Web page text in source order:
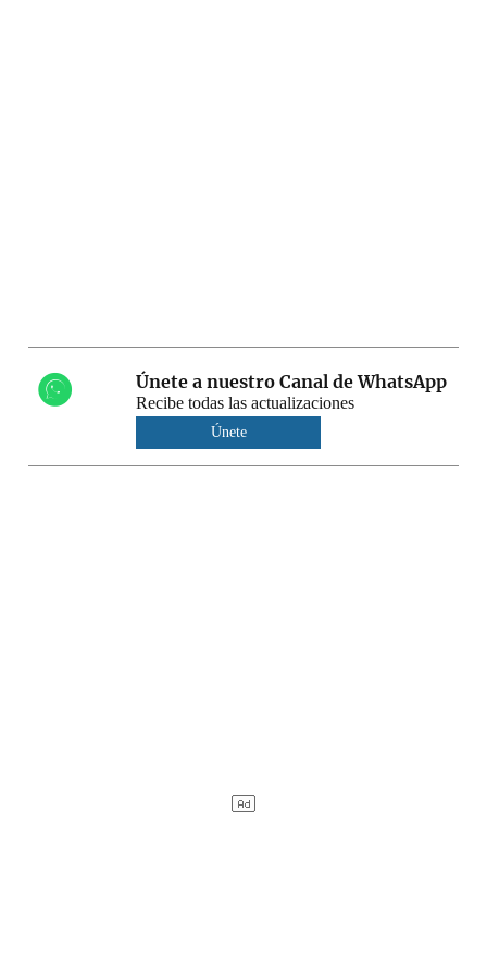
Únete a nuestro Canal de WhatsApp
Recibe todas las actualizaciones
Únete